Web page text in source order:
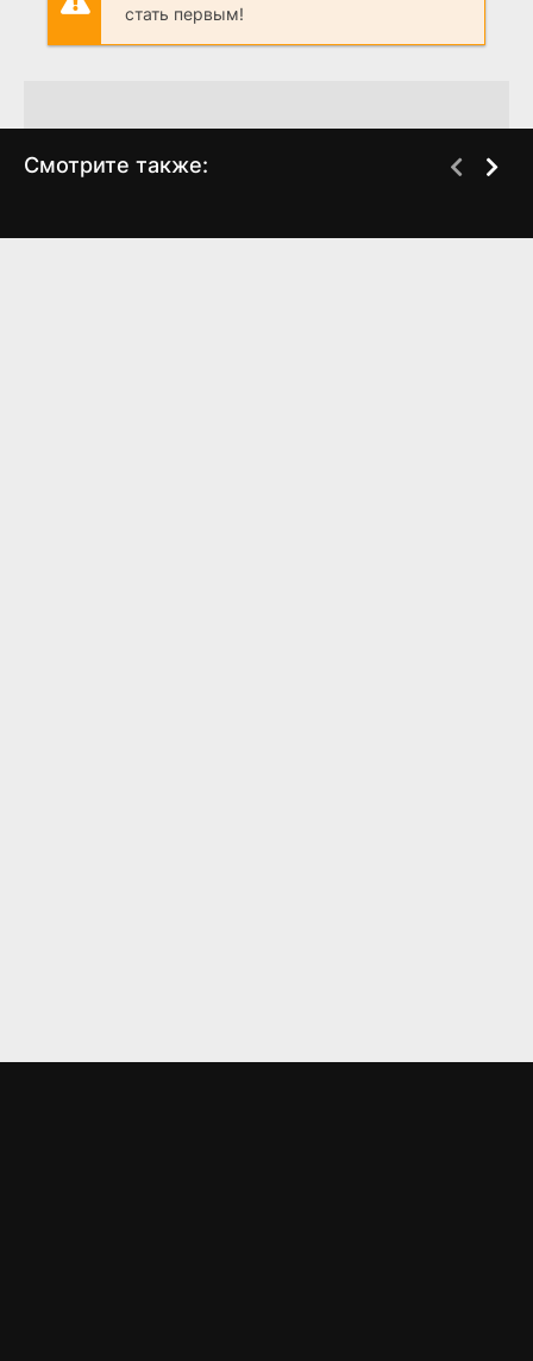
стать первым!
Смотрите также: